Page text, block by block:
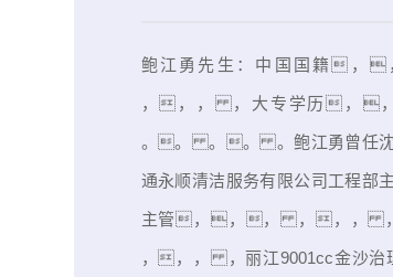
鲍江勇先生：中国国籍
，，， ，大专学历，
。。 。。 。鲍江勇曾任
通永顺清洁服务有限公司工程
主管，，， ，，， ，
，，， ，丽江9001cc金沙